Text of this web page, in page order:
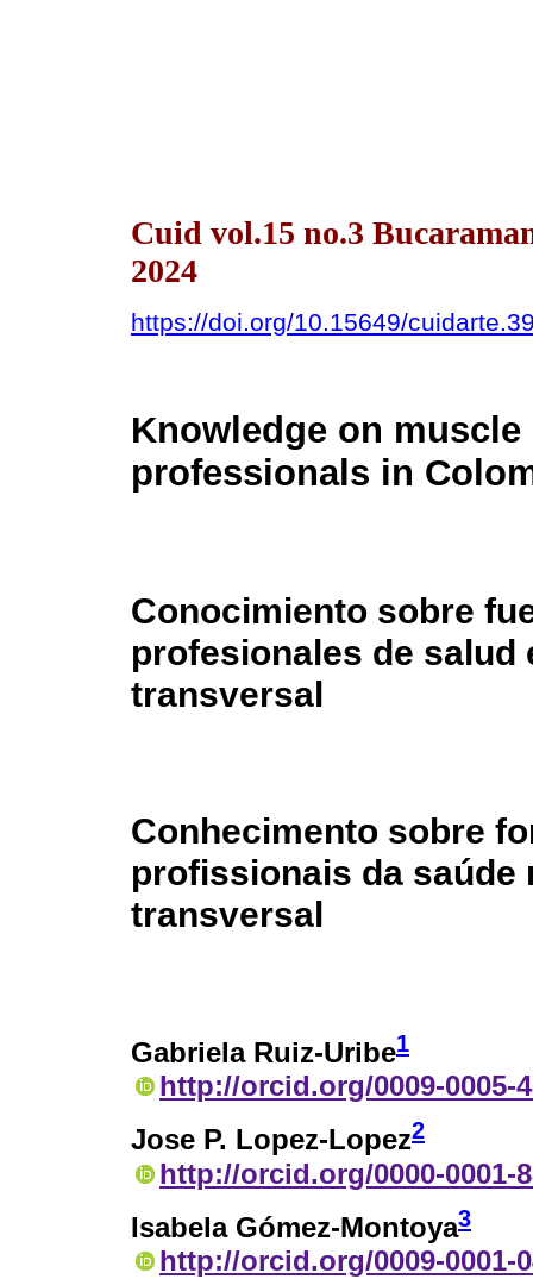
Cuid vol.15 no.3
2024
https://doi.org/10.15649/
Knowledge on
professionals in
Conocimiento sobre
profesionales de salud
transversal
Conhecimento sobre
profissionais da saúde
transversal
Gabriela Ruiz-Uribe1
http://orcid.org/0009-0005-
Jose P. Lopez-Lopez2
http://orcid.org/0000-0001-
Isabela Gómez-Montoya3
http://orcid.org/0009-0001-